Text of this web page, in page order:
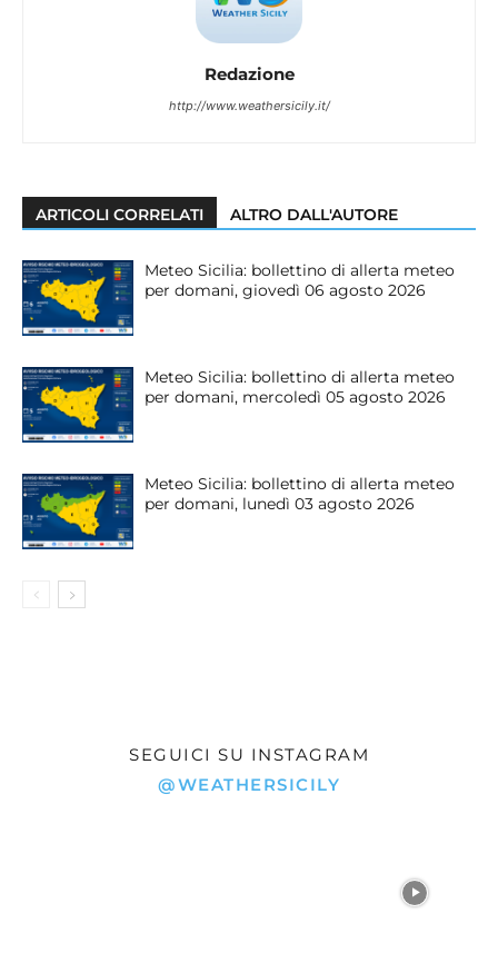
Redazione
http://www.weathersicily.it/
ARTICOLI CORRELATI ALTRO DALL'AUTORE
Meteo Sicilia: bollettino di allerta meteo
per domani, giovedì 06 agosto 2026
Meteo Sicilia: bollettino di allerta meteo
per domani, mercoledì 05 agosto 2026
Meteo Sicilia: bollettino di allerta meteo
per domani, lunedì 03 agosto 2026
SEGUICI SU INSTAGRAM
@WEATHERSICILY